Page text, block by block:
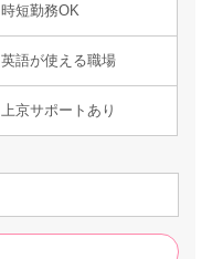
時短勤務OK
英語が使える職場
上京サポートあり